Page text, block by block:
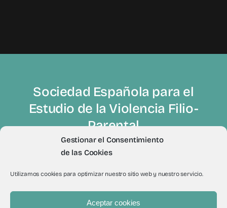
Gestionar el Consentimiento
de las Cookies
Utilizamos cookies para optimizar nuestro sitio web y nuestro servicio.
Aceptar cookies
Sociedad Española para el
Estudio de la Violencia Filio-
Parental